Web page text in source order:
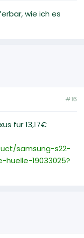
wie ich es
#16
für 13,17€
samsung-s22-
19033025?